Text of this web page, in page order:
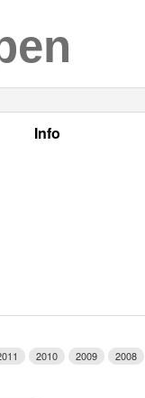
Info
2010 2009 2008